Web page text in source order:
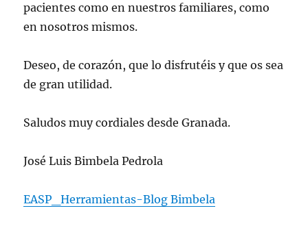
pacientes como en nuestros familiares, como
en nosotros mismos.
Deseo, de corazón, que lo disfrutéis y que os sea
de gran utilidad.
Saludos muy cordiales desde Granada.
José Luis Bimbela Pedrola
EASP_Herramientas-Blog Bimbela